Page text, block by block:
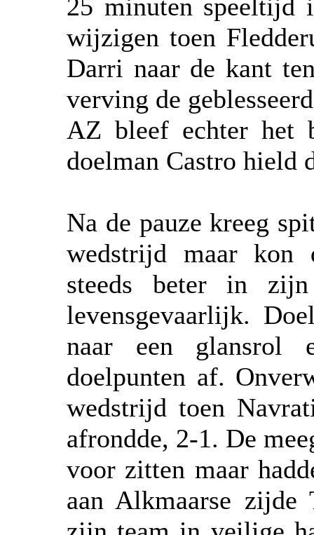
25 minuten
wijzigen toen
Darri naar de kant
verving de
AZ bleef echter het
doelman Castro hield
Na de pauze kreeg
wedstrijd maar kon
steeds beter in
levensgevaarlijk.
naar een glansrol
doelpunten af.
wedstrijd toen
afrondde, 2-1. De
voor zitten maar
aan Alkmaarse